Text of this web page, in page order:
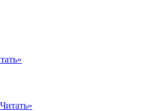
Читать»